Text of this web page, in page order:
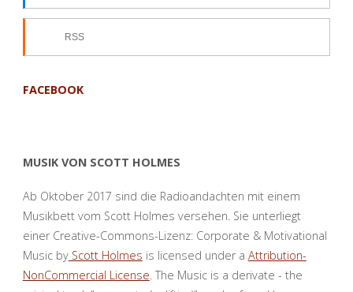
RSS
FACEBOOK
MUSIK VON SCOTT HOLMES
Ab Oktober 2017 sind die Radioandachten mit einem
Musikbett vom Scott Holmes versehen. Sie unterliegt
einer Creative-Commons-Lizenz: Corporate & Motivational
Music byScott Holmes is licensed under a Attribution-
NonCommercial License . The Music is a derivate - the